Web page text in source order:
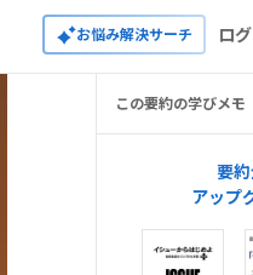
お悩み解決サーチ ロ
この要約の学びメモ
要
アップ